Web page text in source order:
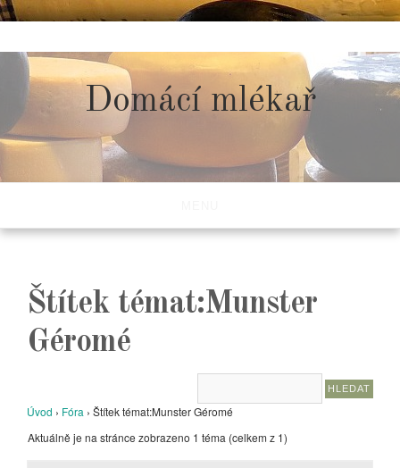
to
content
Domácí mlékař
Štítek témat:Munster
Géromé
Úvod › Fóra › Štítek témat:Munster Géromé
Aktuálně je na stránce zobrazeno 1 téma (celkem z 1)